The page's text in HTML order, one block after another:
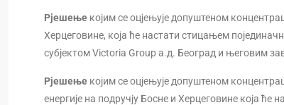
Рјешење којим се оцјењује допуштеном
Херцеговине, која ће настати стицањем
субјектом Victoria Group а.д. Београд и његовим
Рјешење којим се оцјењује допуштеном
енергије на подручју Босне и Херцеговине која